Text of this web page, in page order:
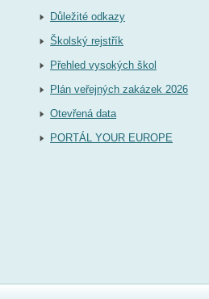
Důležité odkazy
Školský rejstřík
Přehled vysokých škol
Plán veřejných zakázek 2026
Otevřená data
PORTÁL YOUR EUROPE